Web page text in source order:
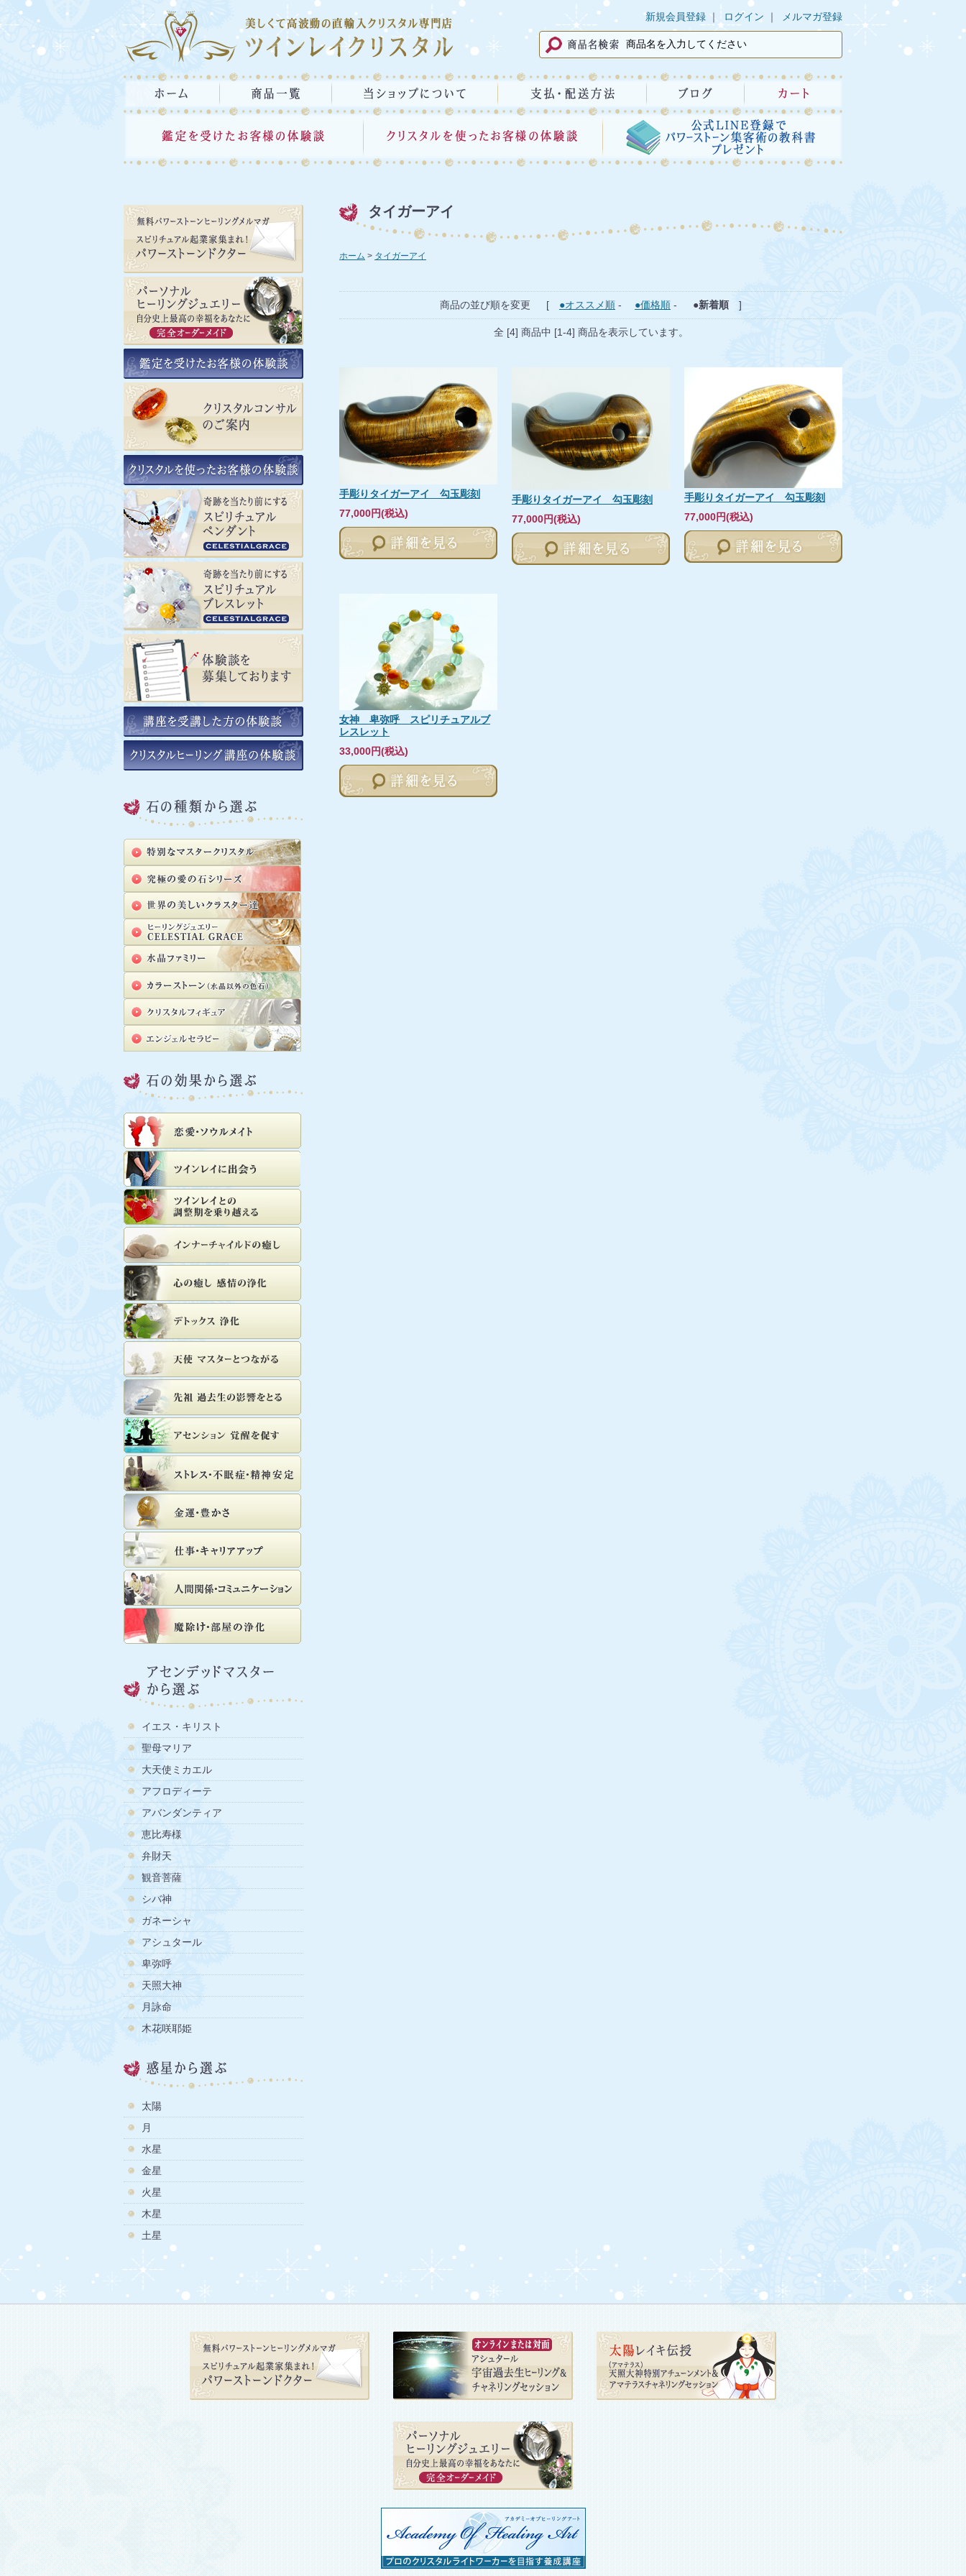
新規会員登録 ログイン メルマガ登録
タイガーアイ
ホーム タイガーアイ
商品の並び順を変更 [ ●オススメ順 - ●価格順 - ●新着順 ]
全 [4] 商品中 [1-4] 商品を表示しています。
手彫りタイガーアイ 勾玉彫刻
77,000円(税込)
手彫りタイガーアイ 勾玉彫刻
77,000円(税込)
手彫りタイガーアイ 勾玉彫刻
77,000円(税込)
女神 卑弥呼 スピリチュアルブ
レスレット
33,000円(税込)
イエス・キリスト
聖母マリア
大天使ミカエル
アフロディーテ
アバンダンティア
恵比寿様
弁財天
観音菩薩
シバ神
ガネーシャ
アシュタール
卑弥呼
天照大神
月詠命
木花咲耶姫
太陽
月
水星
金星
火星
木星
土星